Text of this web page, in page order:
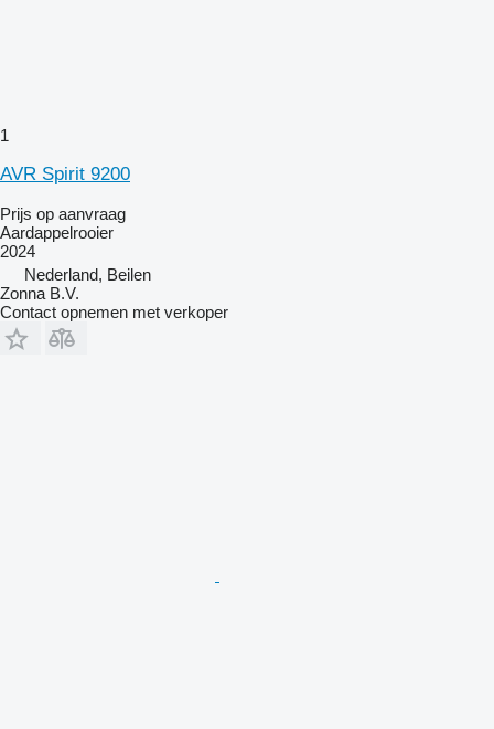
1
AVR Spirit 9200
Prijs op aanvraag
Aardappelrooier
2024
Nederland, Beilen
Zonna B.V.
Contact opnemen met verkoper